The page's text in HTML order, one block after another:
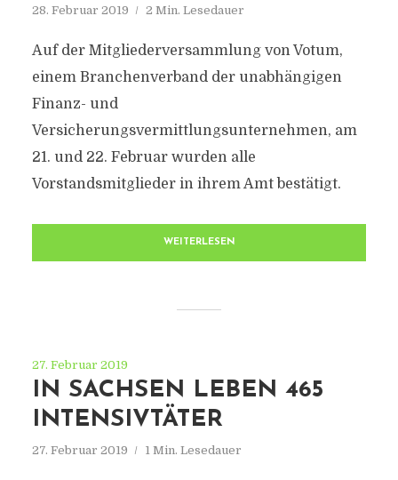
28. Februar 2019 2 Min. Lesedauer
Auf der Mitgliederversammlung von Votum,
einem Branchenverband der unabhängigen
Finanz- und
Versicherungsvermittlungsunternehmen, am
21. und 22. Februar wurden alle
Vorstandsmitglieder in ihrem Amt bestätigt.
WEITERLESEN
27. Februar 2019
IN SACHSEN LEBEN 465
INTENSIVTÄTER
27. Februar 2019 1 Min. Lesedauer